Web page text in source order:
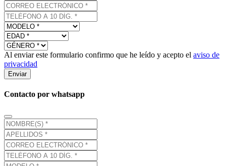
Al enviar este formulario confirmo que he leído y acepto el aviso de
privacidad
Enviar
Contacto por whatsapp